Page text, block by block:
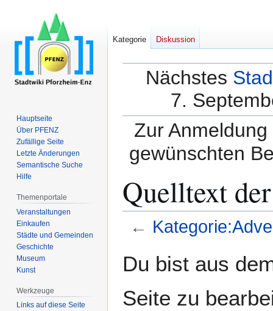
Nächstes
7.
Zur
gewünschten
Quelltext
←
Navigation
Suche
Du bist aus
Seite zu
Kategorie Diskussion
Hauptseite
Über PFENZ
Zufällige Seite
Letzte Änderungen
Semantische Suche
Hilfe
Themenportale
Veranstaltungen
Einkaufen
Städte und Gemeinden
Geschichte
Museum
Kunst
Werkzeuge
Links auf diese Seite